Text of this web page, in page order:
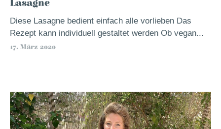
Lasagne
Diese Lasagne bedient einfach alle vorlieben Das
Rezept kann individuell gestaltet werden Ob vegan...
17. März 2020